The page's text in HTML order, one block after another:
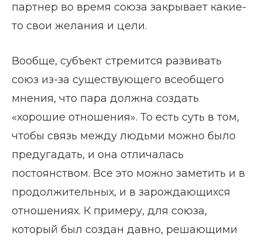
партнер во время союза закрывает какие-
то свои желания и цели.
Вообще, субъект стремится развивать
союз из-за существующего всеобщего
мнения, что пара должна создать
«хорошие отношения». То есть суть в том,
чтобы связь между людьми можно было
предугадать, и она отличалась
постоянством. Все это можно заметить и в
продолжительных, и в зарождающихся
отношениях. К примеру, для союза,
который был создан давно, решающими